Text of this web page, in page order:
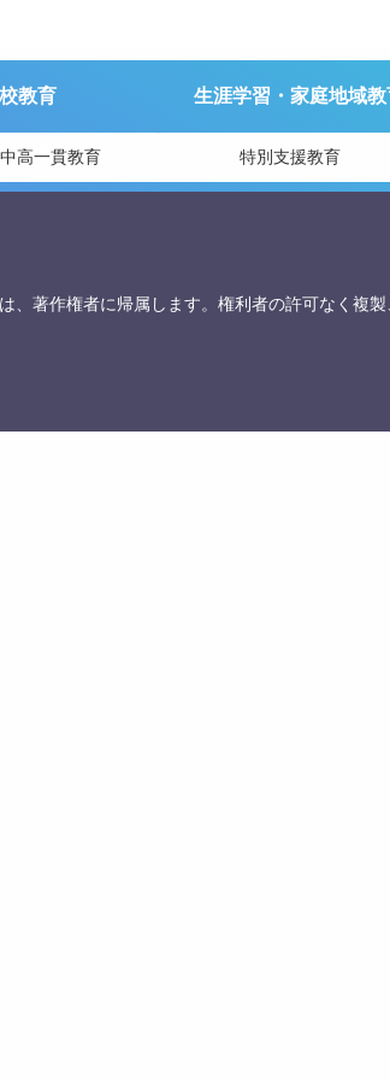
教育 生涯学習・家庭地域教
高一貫教育 特別支援教育
育庁総務課
、著作権者に帰属します。権利者の許可なく複